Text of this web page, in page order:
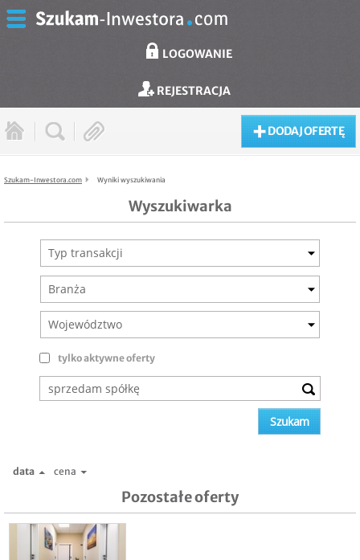
LOGOWANIE
REJESTRACJA
DODAJ OFERTĘ
Szukam-Inwestora.com Wyniki wyszukiwania
Wyszukiwarka
Typ transakcji
Branża
Województwo
tylko aktywne oferty
data cena
Pozostałe oferty